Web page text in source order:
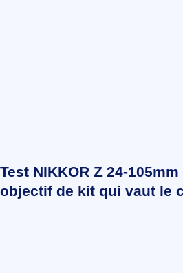
Test NIKKOR Z 24-
objectif de kit qui vaut le